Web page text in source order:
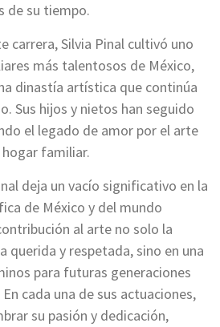
de su tiempo.
carrera, Silvia Pinal cultivó uno
más talentosos de México,
dinastía artística que continúa
Sus hijos y nietos han seguido
el legado de amor por el arte
familiar.
deja un vacío significativo en la
de México y del mundo
al arte no solo la
querida y respetada, sino en una
para futuras generaciones
cada una de sus actuaciones,
su pasión y dedicación,